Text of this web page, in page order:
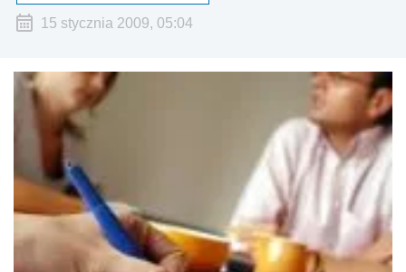
15 stycznia 2009, 05:04